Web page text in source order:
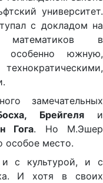
университет.
с докладом на
математиков в
особенно южную,
замечательных
Брейгеляи
Гога. Но М.Эшер
особое место.
и с культурой, и с
И хотя в своих